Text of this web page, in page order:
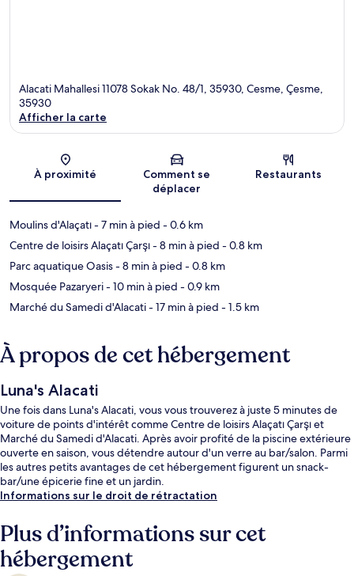
Alacati Mahallesi 11078 Sokak No. 48/1, 35930, Cesme, Çesme,
35930
Afficher la carte
À proximité
Comment se
déplacer
Restaurants
Moulins d'Alaçatı- 7 min à pied - 0.6 km
Centre de loisirs Alaçatı Çarşı- 8 min à pied - 0.8 km
Parc aquatique Oasis- 8 min à pied - 0.8 km
Mosquée Pazaryeri- 10 min à pied - 0.9 km
Marché du Samedi d'Alacati- 17 min à pied - 1.5 km
À propos de cet hébergement
Luna's Alacati
Une fois dans Luna's Alacati, vous vous trouverez à juste 5 minutes de
voiture de points d'intérêt comme Centre de loisirs Alaçatı Çarşı et
Marché du Samedi d'Alacati. Après avoir profité de la piscine extérieure
ouverte en saison, vous détendre autour d'un verre au bar/salon. Parmi
les autres petits avantages de cet hébergement figurent un snack-
bar/une épicerie fine et un jardin.
Informations sur le droit de rétractation
Plus d’informations sur cet
hébergement